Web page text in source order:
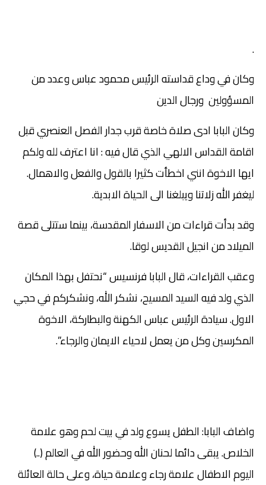
.
وكان في وداع قداسته الرئيس محمود عباس وعدد من
المسؤولين ورجال الدين
وكان البابا ادى صلاة خاصة قرب جدار الفصل العنصري قبل
اقامة القداس الالهي الذي قال فيه : انا اعترف لله ولكم
ايها الاخوة انني اخطأت كثيرا بالقول والفعل والاهمال.
ليغفر الله زلاتنا ويبلغنا الى الحياة الابدية.
وقد بدأت قراءات من الاسفار المقدسة، بينما ستتلى قصة
الميلاد من انجيل القديس لوقا.
وعقب القراءات، قال البابا فرنسيس “نحتفل بهذا المكان
الذي ولد فيه السيد المسيح، نشكر الله، ونشكركم في حجي
الاول. سيادة الرئيس عباس الكهنة والبطاركة، الاخوة
المكرسين وكل من يعمل لاحياء الايمان والرجاء”.
واضاف البابا: الطفل يسوع ولد في بيت لحم وهو علامة
الخلاص. يبقى دائما لحنان الله وحضور الله في العالم (..)
اليوم الاطفال علامة رجاء وعلامة حياة، وعلى حالة العائلة